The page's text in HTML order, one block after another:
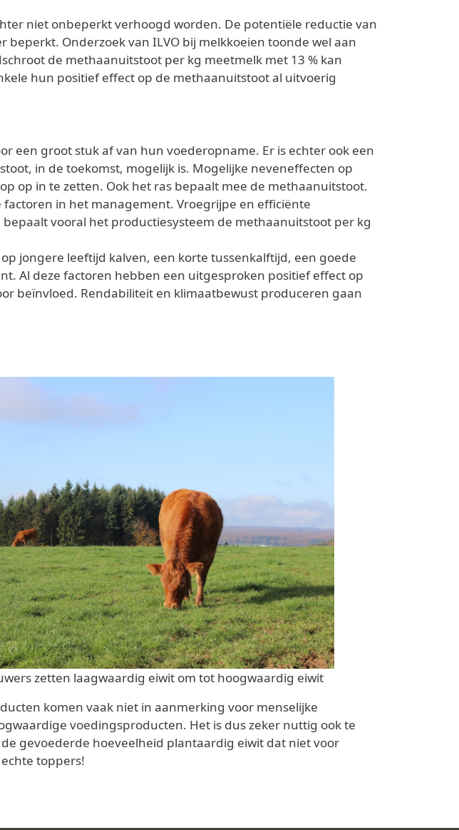
niet onbeperkt verhoogd worden. De potentiële reductie van
Onderzoek van ILVO bij melkkoeien toonde wel aan
de methaanuitstoot per kg meetmelk met 13 % kan
hun positief effect op de methaanuitstoot al uitvoerig
een groot stuk af van hun voederopname. Er is echter ook een
in de toekomst, mogelijk is. Mogelijke neveneffecten op
op in te zetten. Ook het ras bepaalt mee de methaanuitstoot.
in het management. Vroegrijpe en efficiënte
vooral het productiesysteem de methaanuitstoot per kg
jongere leeftijd kalven, een korte tussenkalftijd, een goede
Al deze factoren hebben een uitgesproken positief effect op
beïnvloed. Rendabiliteit en klimaatbewust produceren gaan
zetten laagwaardig eiwit om tot hoogwaardig eiwit
komen vaak niet in aanmerking voor menselijke
voedingsproducten. Het is dus zeker nuttig ook te
gevoederde hoeveelheid plantaardig eiwit dat niet voor
toppers!